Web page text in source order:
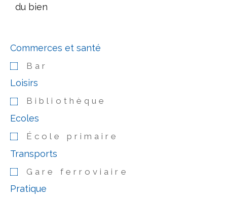
du bien
Commerces et santé
Bar
Loisirs
Bibliothèque
Ecoles
École primaire
Transports
Gare ferroviaire
Pratique